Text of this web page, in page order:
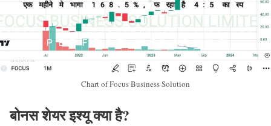
Chart of Focus Business Solution
बोनस शेयर इश्यू क्या है?